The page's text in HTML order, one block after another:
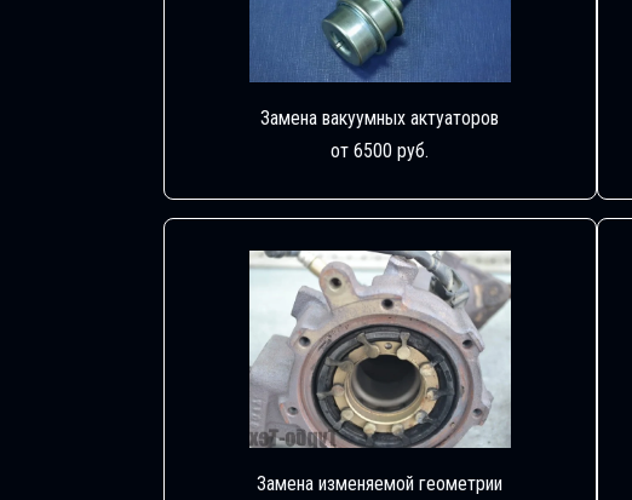
Замена вакуумных актуаторов
от 6500 руб.
Замена изменяемой геометрии